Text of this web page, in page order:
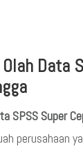
Data
SPSS Super
perusahaan